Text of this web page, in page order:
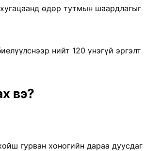
өдөр тутмын шаардлагыг
нийт 120 үнэгүй эргэлт
вэ?
гурван хоногийн дараа дуусдаг